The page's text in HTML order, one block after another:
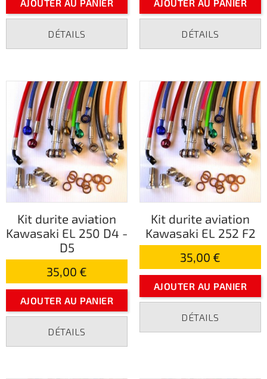
AJOUTER AU PANIER
DÉTAILS
AJOUTER AU PANIER
DÉTAILS
Kit durite aviation
Kawasaki EL 250 D4 -
D5
35,00 €
AJOUTER AU PANIER
DÉTAILS
Kit durite aviation
Kawasaki EL 252 F2
35,00 €
AJOUTER AU PANIER
DÉTAILS